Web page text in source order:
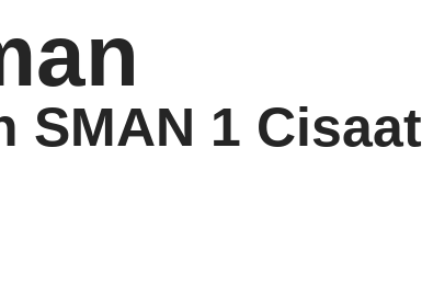
SMAN 1 Cisaat